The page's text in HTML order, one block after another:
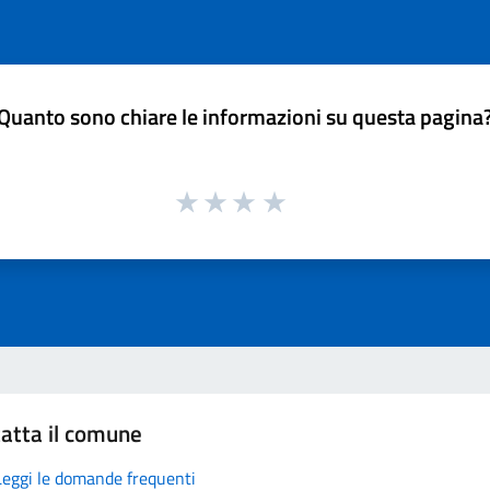
sono chiare le informazioni su questa
il comune
le domande frequenti